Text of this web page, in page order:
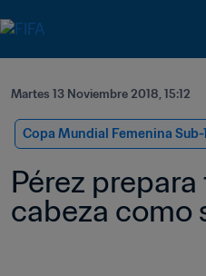
Martes 13 Noviembre 2018, 15:12
Copa Mundial Femenina Sub-
Pérez
cabeza como